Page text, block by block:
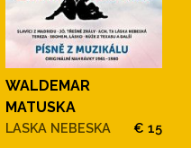
WALDEMAR
MATUSKA
LASKA NEBESKA € 15